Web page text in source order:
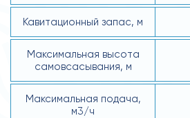
Кавитационный запас, м
Максимальная высота
самовсасывания, м
Максимальная подача,
м3/ч